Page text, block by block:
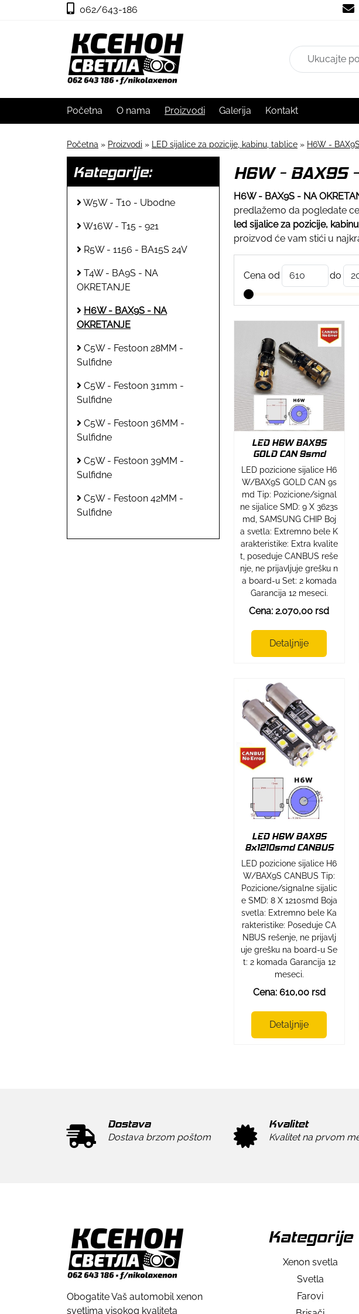
062/643-186
Početna O nama Proizvodi Galerija Kontakt
Početna » Proizvodi » LED sijalice za pozicije, kabinu, tablice » H6W -
Kategorije:
W5W - T10 - Ubodne
W16W - T15 - 921
R5W - 1156 - BA15S 24V
T4W - BA9S - NA
OKRETANJE
H6W - BAX9S - NA
OKRETANJE
C5W - Festoon 28MM -
Sulfidne
C5W - Festoon 31mm -
Sulfidne
C5W - Festoon 36MM -
Sulfidne
C5W - Festoon 39MM -
Sulfidne
C5W - Festoon 42MM -
Sulfidne
H6W - BAX9S
H6W - BAX9S - NA
predlažemo da pogledate
led sijalice za pozicije,
proizvod će vam stići u
Cena od do
LED H6W BAX9S
GOLD CAN 9smd
LED pozicione sijalice H6
W/BAX9S GOLD CAN 9s
md Tip: Pozicione/signal
ne sijalice SMD: 9 X 3623s
md, SAMSUNG CHIP Boj
a svetla: Extremno bele K
arakteristike: Extra kvalite
t, poseduje CANBUS reše
nje, ne prijavljuje grešku n
a board-u Set: 2 komada
Garancija 12 meseci.
Cena: 2.070,00 rsd
Detaljnije
LED H6W BAX9S
8x1210smd CANBUS
LED pozicione sijalice H6
W/BAX9S CANBUS Tip:
Pozicione/signalne sijalic
e SMD: 8 X 1210smd Boja
svetla: Extremno bele Ka
rakteristike: Poseduje CA
NBUS rešenje, ne prijavlj
uje grešku na board-u Se
t: 2 komada Garancija 12
meseci.
Cena: 610,00 rsd
Detaljnije
Dostava
Dostava brzom poštom
Kvalitet
Kvalitet na prvom
Obogatite Vaš automobil xenon
svetlima visokog kvaliteta
Kategorije
Xenon svetla
Svetla
Farovi